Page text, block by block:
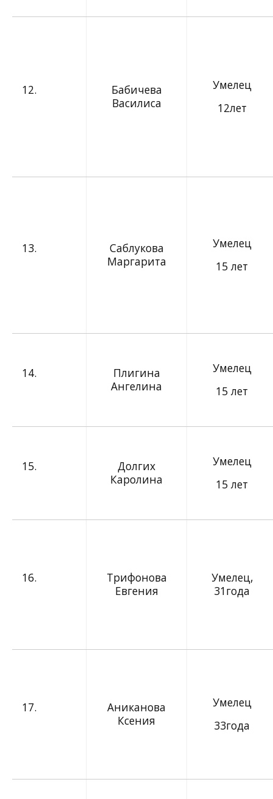
12.
Бабичева
Василиса
Умелец
12лет
13.
Саблукова
Маргарита
Умелец
15 лет
14.
Плигина
Ангелина
Умелец
15 лет
15.
Долгих
Каролина
Умелец
15 лет
16.
Трифонова
Евгения
Умелец,
31года
17.
Аниканова
Ксения
Умелец
33года